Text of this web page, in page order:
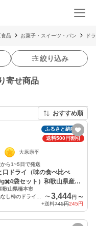
食品 お菓子・スイーツ・パン ド
絞り込み
寄せ商品
おすすめ順
ふるさと納税可
送料500円割引
大原康平
ら1~5日で発送
口ドライ（味の食べ比べ
袋セット）和歌山県産柿
歌山県橋本市
〜3,444円 〜
+送料745円245円